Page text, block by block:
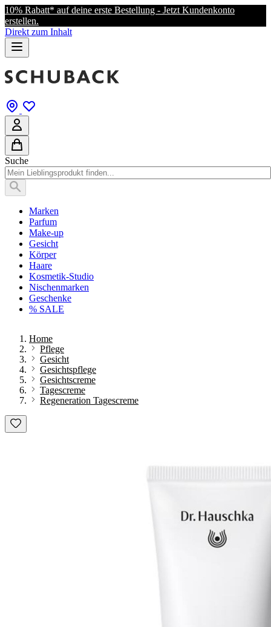
10% Rabatt* auf deine erste Bestellung - Jetzt Kundenkonto
erstellen.
Direkt zum Inhalt
Suche
Marken
Parfum
Make-up
Gesicht
Körper
Haare
Kosmetik-Studio
Nischenmarken
Geschenke
% SALE
Home
Pflege
Gesicht
Gesichtspflege
Gesichtscreme
Tagescreme
Regeneration Tagescreme